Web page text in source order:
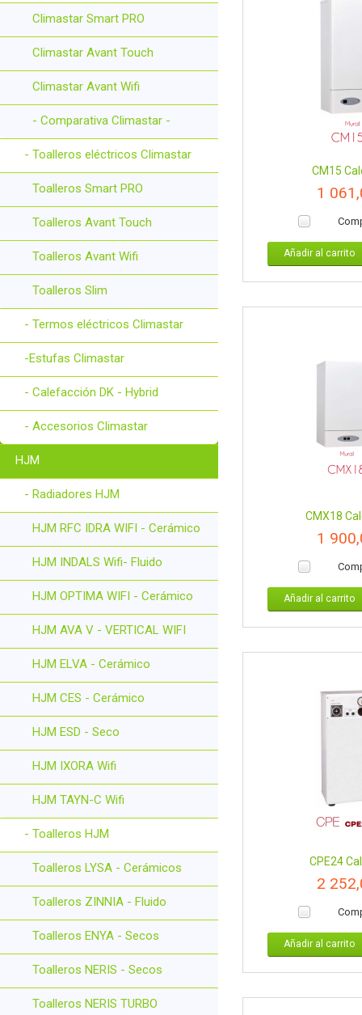
Climastar Smart PRO
Climastar Avant Touch
Climastar Avant Wifi
- Comparativa Climastar -
- Toalleros eléctricos Climastar
Toalleros Smart PRO
Toalleros Avant Touch
Toalleros Avant Wifi
Toalleros Slim
- Termos eléctricos Climastar
-Estufas Climastar
- Calefacción DK - Hybrid
- Accesorios Climastar
HJM
- Radiadores HJM
HJM RFC IDRA WIFI - Cerámico
HJM INDALS Wifi- Fluido
HJM OPTIMA WIFI - Cerámico
HJM AVA V - VERTICAL WIFI
HJM ELVA - Cerámico
HJM CES - Cerámico
HJM ESD - Seco
HJM IXORA Wifi
HJM TAYN-C Wifi
- Toalleros HJM
Toalleros LYSA - Cerámicos
Toalleros ZINNIA - Fluido
Toalleros ENYA - Secos
Toalleros NERIS - Secos
Toalleros NERIS TURBO
CM15
1
Añadir al carrito
CMX18
1
Añadir al carrito
CPE24
2
Añadir al carrito